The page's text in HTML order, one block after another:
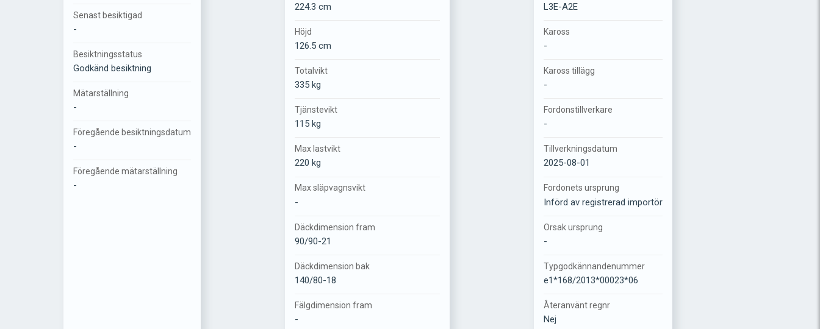
Senast besiktigad
-
Besiktningsstatus
Godkänd besiktning
Mätarställning
-
Föregående besiktningsdatum
-
Föregående mätarställning
-
224.3 cm
Höjd
126.5 cm
Totalvikt
335 kg
Tjänstevikt
115 kg
Max lastvikt
220 kg
Max släpvagnsvikt
-
Däckdimension fram
90/90-21
Däckdimension bak
140/80-18
Fälgdimension fram
-
L3E-A2E
Kaross
-
Kaross tillägg
-
Fordonstillverkare
-
Tillverkningsdatum
2025-08-01
Fordonets ursprung
Införd av registrerad importör
Orsak ursprung
-
Typgodkännandenummer
e1*168/2013*00023*06
Återanvänt regnr
Nej